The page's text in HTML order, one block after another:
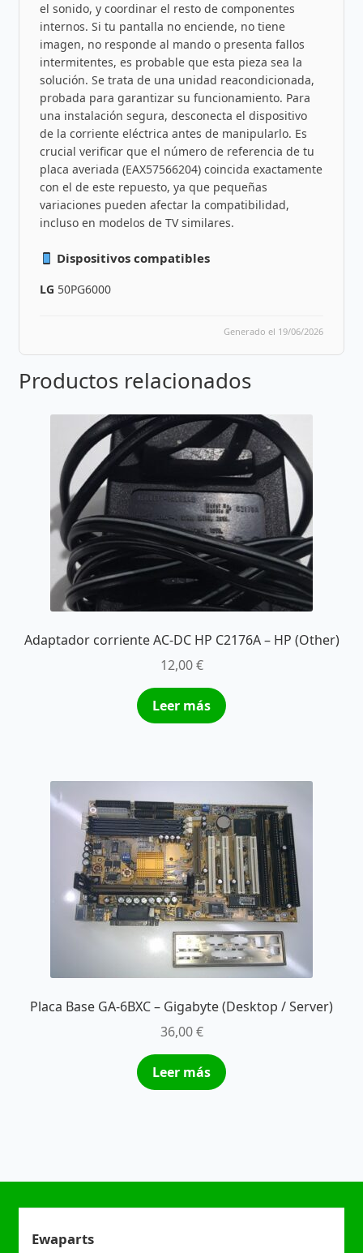
el sonido, y coordinar el resto de componentes
internos. Si tu pantalla no enciende, no tiene
imagen, no responde al mando o presenta fallos
intermitentes, es probable que esta pieza sea la
solución. Se trata de una unidad reacondicionada,
probada para garantizar su funcionamiento. Para
una instalación segura, desconecta el dispositivo
de la corriente eléctrica antes de manipularlo. Es
crucial verificar que el número de referencia de tu
placa averiada (EAX57566204) coincida exactamente
con el de este repuesto, ya que pequeñas
variaciones pueden afectar la compatibilidad,
incluso en modelos de TV similares.
Dispositivos compatibles
LG 50PG6000
Generado el 19/06/2026
Productos relacionados
Adaptador corriente AC-DC HP C2176A – HP (Other)
12,00€
Leer más
Placa Base GA-6BXC – Gigabyte (Desktop / Server)
36,00€
Leer más
Ewaparts